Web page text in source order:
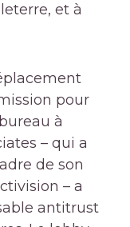
et à
pour
à
– qui a
de son
– a
antitrust